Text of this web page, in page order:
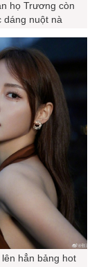
họ Trương còn
dáng nuột nà
hẳn bảng hot